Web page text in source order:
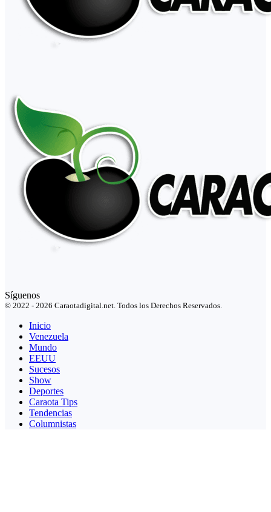
Síguenos
© 2022 - 2026 Caraotadigital.net. Todos los Derechos Reservados.
Inicio
Venezuela
Mundo
EEUU
Sucesos
Show
Deportes
Caraota Tips
Tendencias
Columnistas